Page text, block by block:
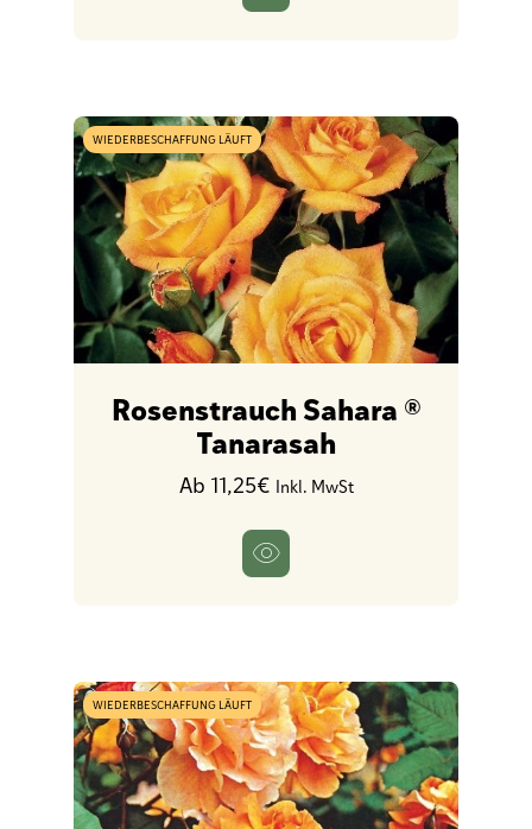
WIEDERBESCHAFFUNG LÄUFT
Rosenstrauch Sahara ®
Tanarasah
Ab 11,25€ Inkl. MwSt
WIEDERBESCHAFFUNG LÄUFT